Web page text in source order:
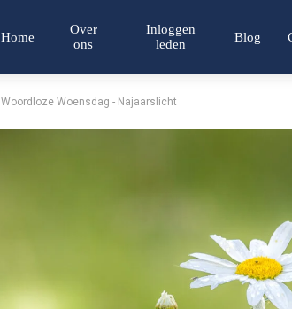
Home
Over
ons
Inloggen
leden
Blog
Woordloze Woensdag - Najaarslicht